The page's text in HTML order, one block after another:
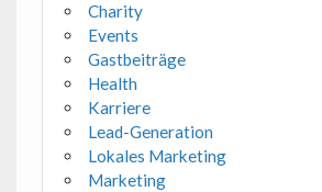
Charity
Events
Gastbeiträge
Health
Karriere
Lead-Generation
Lokales Marketing
Marketing